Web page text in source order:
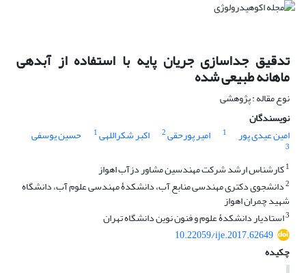
تدقیق جداسازی جریان پایه با استفاده از آبدهی
ماهانه طبیعی شده
نوع مقاله : پژوهشی
نویسندگان
امین عیدی پور
1 امیر پورحقی2 اکبر شکراللهی1 حسین یوسفی
3
1کارشناس ارشد شرکت مهندسین مشاور دزآب اهواز
2دانشجوی دکتری مهندسی منابع آب، دانشکدۀ مهندسی علوم آب، دانشگاه
شهید چمران اهواز
3استادیار دانشکدۀ علوم و فنون نوین دانشگاه تهران
10.22059/ije.2017.62649
چکیده